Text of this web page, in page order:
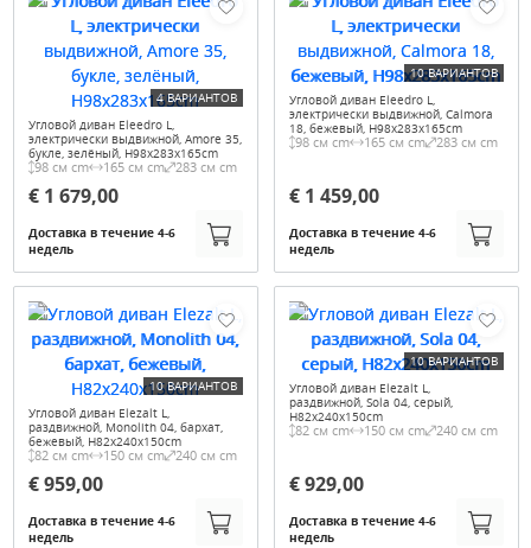
Угловой диван Eleedro L,
электрически выдвижной, Amore 35,
букле, зелёный, H98x283x165cm
98 см cm 165 см cm 283 см cm
€ 1 679,00
Доставка в течение 4-6
недель
4 ВАРИАНТОВ
Угловой диван Eleedro L,
электрически выдвижной, Calmora
18, бежевый, H98x283x165cm
98 см cm 165 см cm 283 см cm
€ 1 459,00
Доставка в течение 4-6
недель
10 ВАРИАНТОВ
Угловой диван Elezalt L,
раздвижной, Monolith 04, бархат,
бежевый, H82x240x150cm
82 см cm 150 см cm 240 см cm
€ 959,00
Доставка в течение 4-6
недель
10 ВАРИАНТОВ
Угловой диван Elezalt L,
раздвижной, Sola 04, серый,
H82x240x150cm
82 см cm 150 см cm 240 см cm
€ 929,00
Доставка в течение 4-6
недель
10 ВАРИАНТОВ